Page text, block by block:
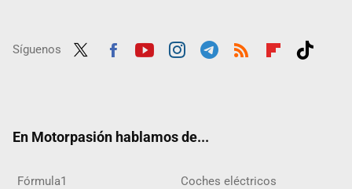
Síguenos
En Motorpasión hablamos de...
Fórmula1 Coches eléctricos